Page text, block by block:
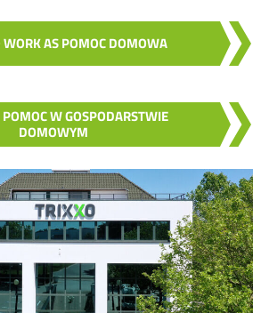
AS POMOC DOMOWA
W GOSPODARSTWIE
DOMOWYM